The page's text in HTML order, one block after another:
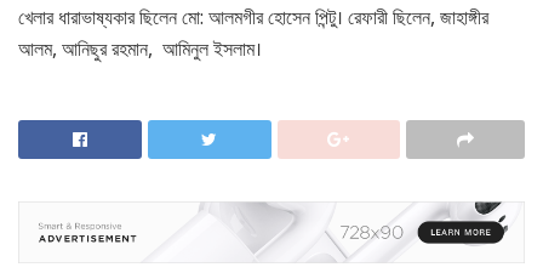
খেলার ধারাভাষ্যকার ছিলেন মো: আলমগীর হোসেন পিন্টু। রেফারী ছিলেন, জাহাঙ্গীর
আলম, আনিছুর রহমান, আমিনুল ইসলাম।